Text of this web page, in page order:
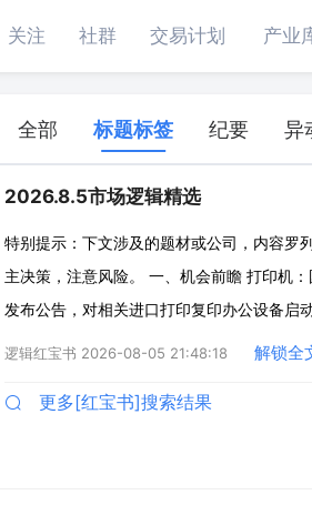
关注 社群 交易计划 产业
全部 标题标签 纪要 异
2026.8.5市场逻辑精选
特别提示：下文涉及的题材或公司，内容罗
主决策，注意风险。 一、机会前瞻 打印机
发布公告，对相关进口打印复印办公设备
调查内容：为评估相关装有外国系统软件的
逻辑红宝书 2026-08-05 21:48:18 解锁全
更多[红宝书]搜索结果